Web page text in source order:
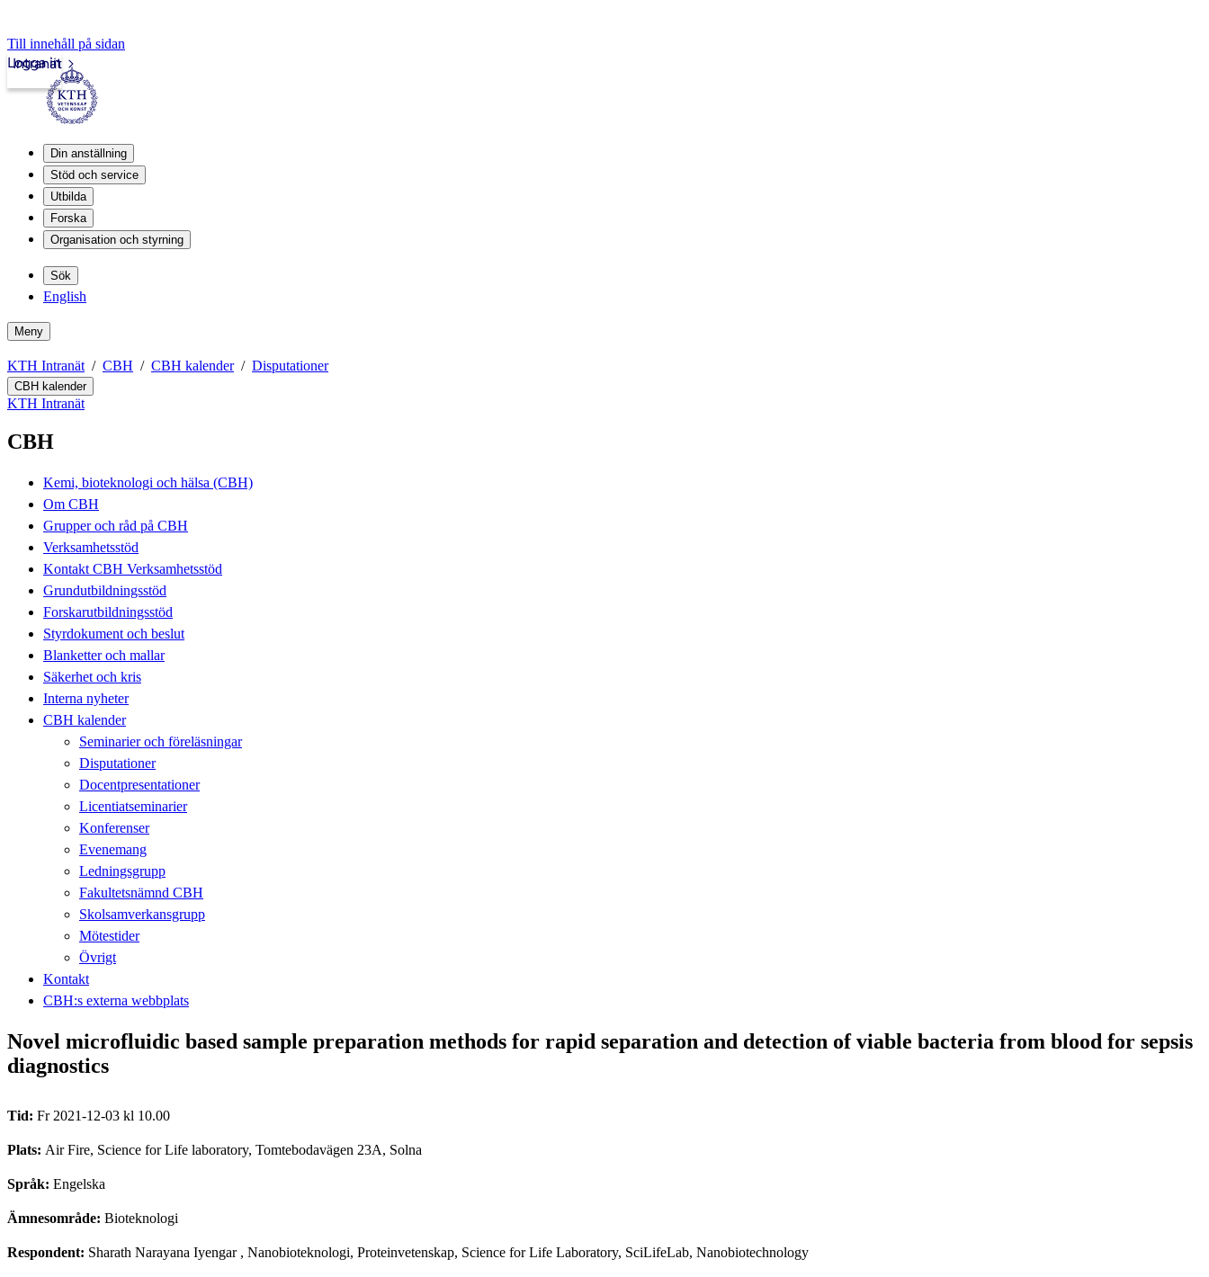
Till innehåll på sidan
Intranät
Logga in
Din anställning
Stöd och service
Utbilda
Forska
Organisation och styrning
Sök
English
Meny
KTH Intranät CBH CBH kalender Disputationer
CBH kalender
KTH Intranät
CBH
Kemi, bioteknologi och hälsa (CBH)
Om CBH
Grupper och råd på CBH
Verksamhetsstöd
Kontakt CBH Verksamhetsstöd
Grundutbildningsstöd
Forskarutbildningsstöd
Styrdokument och beslut
Blanketter och mallar
Säkerhet och kris
Interna nyheter
CBH kalender
Seminarier och föreläsningar
Disputationer
Docentpresentationer
Licentiatseminarier
Konferenser
Evenemang
Ledningsgrupp
Fakultetsnämnd CBH
Skolsamverkansgrupp
Mötestider
Övrigt
Kontakt
CBH:s externa webbplats
Novel microfluidic based sample preparation methods for rapid separation and detection of viable bacteria from blood for sepsis
diagnostics
Tid: Fr 2021-12-03 kl 10.00
Plats: Air Fire, Science for Life laboratory, Tomtebodavägen 23A, Solna
Språk: Engelska
Ämnesområde: Bioteknologi
Respondent: Sharath Narayana Iyengar, Nanobioteknologi, Proteinvetenskap, Science for Life Laboratory, SciLifeLab, Nanobiotechnology